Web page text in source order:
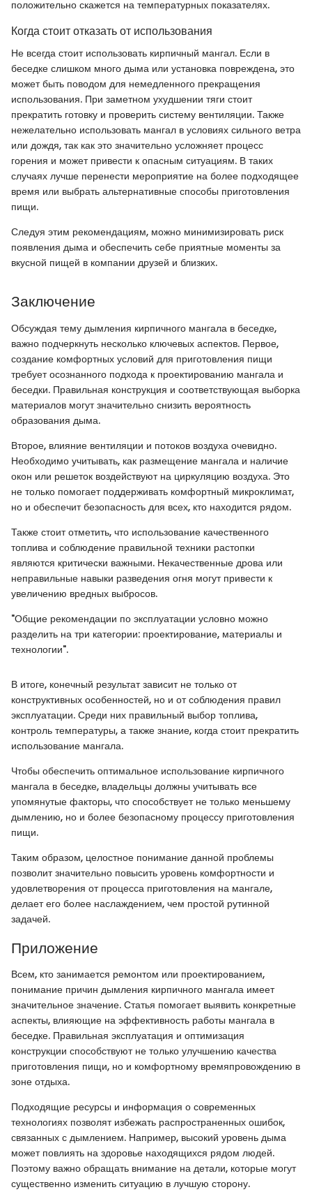
положительно скажется на температурных показателях.
Когда стоит отказать от использования
Не всегда стоит использовать кирпичный мангал. Если в
беседке слишком много дыма или установка повреждена, это
может быть поводом для немедленного прекращения
использования. При заметном ухудшении тяги стоит
прекратить готовку и проверить систему вентиляции. Также
нежелательно использовать мангал в условиях сильного ветра
или дождя, так как это значительно усложняет процесс
горения и может привести к опасным ситуациям. В таких
случаях лучше перенести мероприятие на более подходящее
время или выбрать альтернативные способы приготовления
пищи.
Следуя этим рекомендациям, можно минимизировать риск
появления дыма и обеспечить себе приятные моменты за
вкусной пищей в компании друзей и близких.
Заключение
Обсуждая тему дымления кирпичного мангала в беседке,
важно подчеркнуть несколько ключевых аспектов. Первое,
создание комфортных условий для приготовления пищи
требует осознанного подхода к проектированию мангала и
беседки. Правильная конструкция и соответствующая выборка
материалов могут значительно снизить вероятность
образования дыма.
Второе, влияние вентиляции и потоков воздуха очевидно.
Необходимо учитывать, как размещение мангала и наличие
окон или решеток воздействуют на циркуляцию воздуха. Это
не только помогает поддерживать комфортный микроклимат,
но и обеспечит безопасность для всех, кто находится рядом.
Также стоит отметить, что использование качественного
топлива и соблюдение правильной техники растопки
являются критически важными. Некачественные дрова или
неправильные навыки разведения огня могут привести к
увеличению вредных выбросов.
"Общие рекомендации по эксплуатации условно можно
разделить на три категории: проектирование, материалы и
технологии".
В итоге, конечный результат зависит не только от
конструктивных особенностей, но и от соблюдения правил
эксплуатации. Среди них правильный выбор топлива,
контроль температуры, а также знание, когда стоит прекратить
использование мангала.
Чтобы обеспечить оптимальное использование кирпичного
мангала в беседке, владельцы должны учитывать все
упомянутые факторы, что способствует не только меньшему
дымлению, но и более безопасному процессу приготовления
пищи.
Таким образом, целостное понимание данной проблемы
позволит значительно повысить уровень комфортности и
удовлетворения от процесса приготовления на мангале,
делает его более наслаждением, чем простой рутинной
задачей.
Приложение
Всем, кто занимается ремонтом или проектированием,
понимание причин дымления кирпичного мангала имеет
значительное значение. Статья помогает выявить конкретные
аспекты, влияющие на эффективность работы мангала в
беседке. Правильная эксплуатация и оптимизация
конструкции способствуют не только улучшению качества
приготовления пищи, но и комфортному времяпровождению в
зоне отдыха.
Подходящие ресурсы и информация о современных
технологиях позволят избежать распространенных ошибок,
связанных с дымлением. Например, высокий уровень дыма
может повлиять на здоровье находящихся рядом людей.
Поэтому важно обращать внимание на детали, которые могут
существенно изменить ситуацию в лучшую сторону.